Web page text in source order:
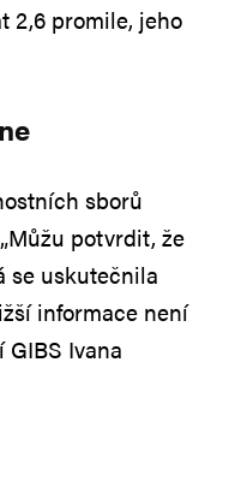
2,6 promile, jeho
sborů
potvrdit, že
se uskutečnila
informace není
Ivana